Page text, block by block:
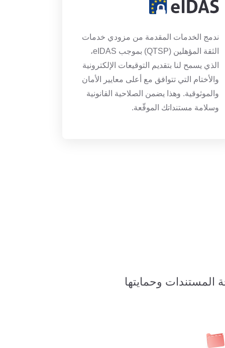
ندمج الخدمات المقدمة من مزودي خدمات
الثقة المؤهلين (QTSP) بموجب eIDAS،
الذي يسمح لنا بتقديم التوقيعات الإلكترونية
والأختام التي تتوافق مع أعلى معايير الأمان
والموثوقية. وهذا يضمن الصلاحية القانونية
وسلامة مستنداتك الموقّعة.
المستندات وحمايتها